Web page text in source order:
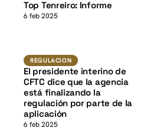
Top Tenreiro: Informe
6 feb 2025
Regulacion
REGULACION
El presidente interino de
CFTC dice que la agencia
está finalizando la
regulación por parte de la
aplicación
6 feb 2025